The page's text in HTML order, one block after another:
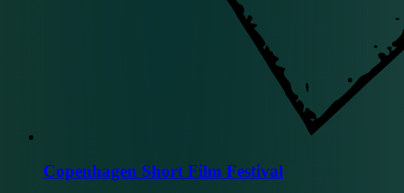
Copenhagen Short Film Festival